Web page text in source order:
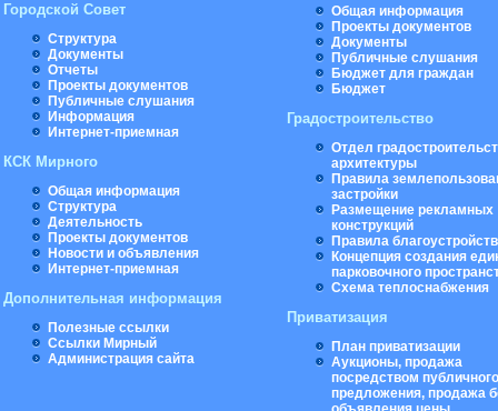
Городской Совет
Структура
Документы
Отчеты
Проекты документов
Публичные слушания
Информация
Интернет-приемная
КСК Мирного
Общая информация
Структура
Деятельность
Проекты документов
Новости и объявления
Интернет-приемная
Дополнительная информация
Полезные ссылки
Ссылки Мирный
Администрация сайта
Общая информация
Проекты документов
Документы
Публичные слушания
Бюджет для граждан
Бюджет
Градостроительство
Отдел
архитектуры
Правила
застройки
Размещение рекламных
конструкций
Правила
Концепция создания
парковочного
Схема теплоснабжения
Приватизация
План приватизации
Аукционы, продажа
посредством публичного
предложения, продажа